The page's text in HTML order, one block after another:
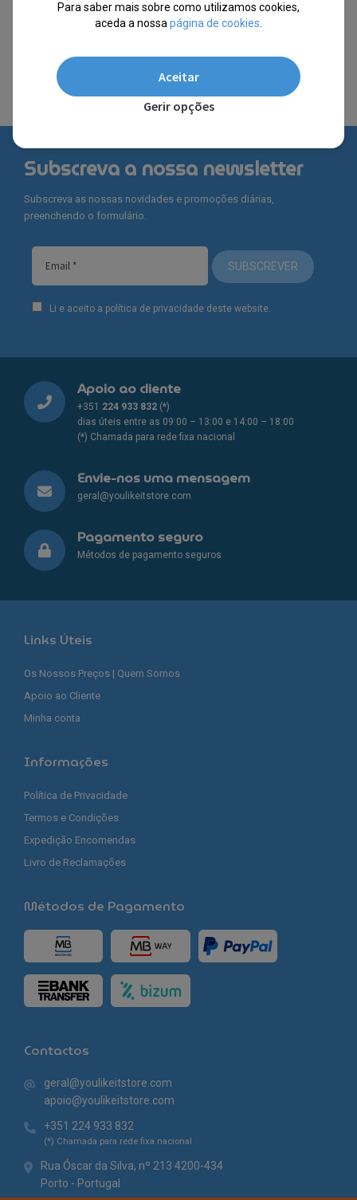
Para saber mais sobre como utilizamos cookies,
aceda a nossa página de cookies
Aceitar
Gerir opções
Subscreva a nossa newsletter
Subscreva as nossas novidades e promoções diárias,
preenchendo o formulário.
SUBSCREVER
Li e aceito a política de privacidade deste website.
Apoio ao cliente
+351 224 933 832 (*)
dias úteis entre as 09:00 – 13:00 e 14:00 – 18:00
(*) Chamada para rede fixa nacional
Envie-nos uma mensagem
geral@youlikeitstore.com
Pagamento seguro
Métodos de pagamento seguros
Links Úteis
Os Nossos Preços | Quem Somos
Apoio ao Cliente
Minha conta
Informações
Política de Privacidade
Termos e Condições
Expedição Encomendas
Livro de Reclamações
Métodos de Pagamento
Contactos
geral@youlikeitstore.com
apoio@youlikeitstore.com
+351 224 933 832
(*) Chamada para rede fixa nacional
Rua Óscar da Silva, nº 213 4200-434
Porto - Portugal